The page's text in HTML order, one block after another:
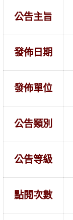
公告主旨
發佈日期
發佈單位
公告類別
公告等級
點閱次數